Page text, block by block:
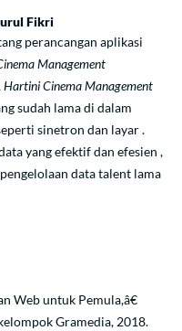
Fikri
perancangan aplikasi
Management
Hartini Cinema Management
sudah lama di dalam
sinetron dan layar .
yang efektif dan efesien ,
data talent lama
Web untuk Pemula,â€
Gramedia, 2018.